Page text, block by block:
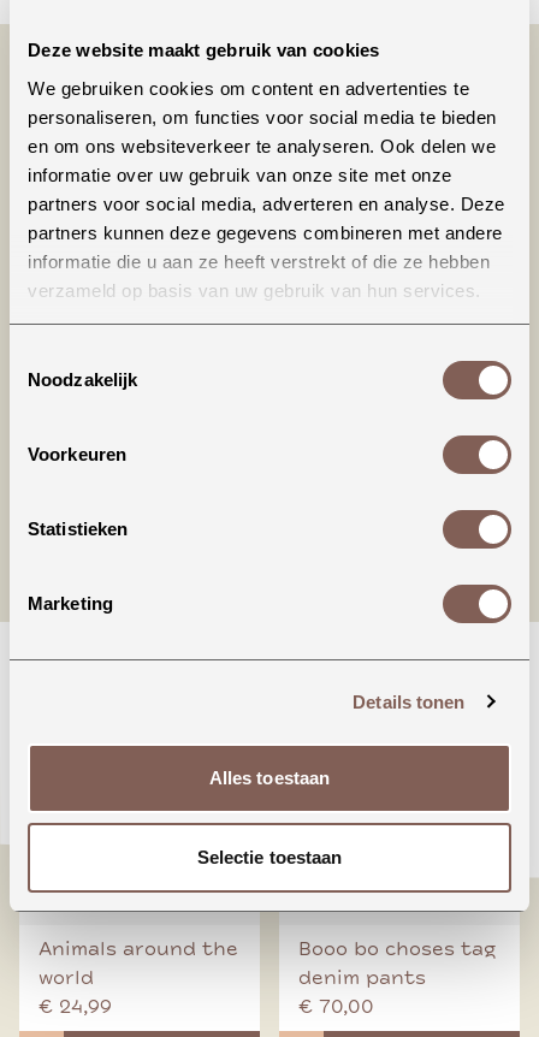
Deze website maakt gebruik van cookies
We gebruiken cookies om content en advertenties te
personaliseren, om functies voor social media te bieden
en om ons websiteverkeer te analyseren. Ook delen we
informatie over uw gebruik van onze site met onze
partners voor social media, adverteren en analyse. Deze
partners kunnen deze gegevens combineren met andere
informatie die u aan ze heeft verstrekt of die ze hebben
verzameld op basis van uw gebruik van hun services.
Noodzakelijk
Voorkeuren
Statistieken
Marketing
Details tonen
Alles toestaan
Selectie toestaan
Productinformatie
Dit T-shirt valt iets ruimer (richting loose fit),
dat is ook de bedoeling van het model. De hals
sluit wat hoger en het shirt wordt geleverd met
weer 'terug' gerold worden (zitten dus niet vast
Materiaal: 100% katoen
Animals around the
world
€ 24,99
Booo bo choses tag
denim pants
€ 70,00